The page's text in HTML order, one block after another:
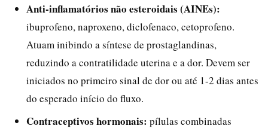
Anti-inflamatórios não esteroidais (AINEs):
ibuprofeno, naproxeno, diclofenaco, cetoprofeno.
Atuam inibindo a síntese de prostaglandinas,
reduzindo a contratilidade uterina e a dor. Devem ser
iniciados no primeiro sinal de dor ou até 1-2 dias antes
do esperado início do fluxo.
Contraceptivos hormonais: pílulas combinadas